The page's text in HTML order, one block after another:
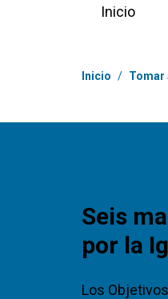
Inicio
Coordenadas
Inicio / Tomar
Seis
por la
Los